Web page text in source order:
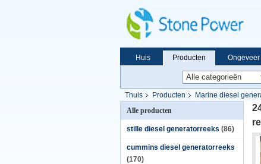
Huis Producten
Thuis Producten Marine diesel
Alle producten
stille diesel generatorreeks (86)
cummins diesel generatorreeks
(170)